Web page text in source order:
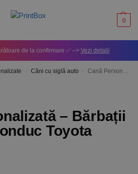
0
de la confirmare ✅ –> Vezi detalii
Căni cu siglă auto Cană Personalizată – Bărbații adevărați conduc Toyota
– Bărbații
Toyota